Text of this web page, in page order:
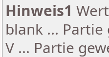
Hinweis1
blank ...
V ... Partie